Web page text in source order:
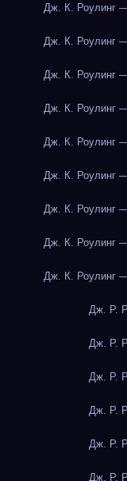
Дж. К. Роулинг
Дж. К. Роулинг
Дж. К. Роулинг
Дж. К. Роулинг
Дж. К. Роулинг
Дж. К. Роулинг
Дж. К. Роулинг
Дж. К. Роулинг
Дж. К. Роулинг
Дж. Р.
Дж. Р.
Дж. Р.
Дж. Р.
Дж. Р.
Дж. Р.